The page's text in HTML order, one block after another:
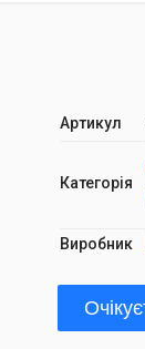
Артикул
Категорія
Виробник